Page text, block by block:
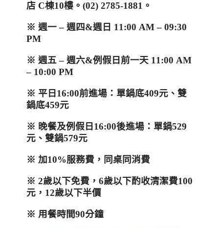
店 C棟10樓。 (02) 2785-1881 。
※ 週一– 週四&週日 11:00 AM – 09:30
PM
※ 週五– 週六&例假日前一天 11:00 AM
– 10:00 PM
※ 平日 16:00前進場：單鍋底409元、雙
鍋底459元
※ 晚餐及例假日 16:00後進場：單鍋529
元、雙鍋579元
※ 加10%服務費，同桌同消費
※ 2歲以下免費， 6歲以下酌收清潔費100
元， 12歲以下半價
※ 用餐時間90分鐘